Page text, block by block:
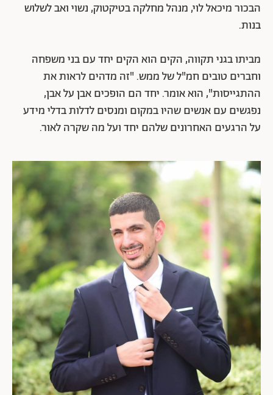
הבכור מיכאל לוי, מנהל מחלקה בטיקטוק, נשוי ואב לשלוש
בנות.
מביתו בגני תקווה, הקים הוא הקים יחד עם בני משפחה
וחברים טובים חמ"ל של ממש. "זה מדהים לראות את
ההתגייסות", הוא אומר. יחד הם הופכים אבן על אבן,
נפגשים עם אנשים שהיו במקום ומנסים לדלות בדלי מידע
על הרגעים האחרונים שלהם יחד ועל מה שקרה לאור.